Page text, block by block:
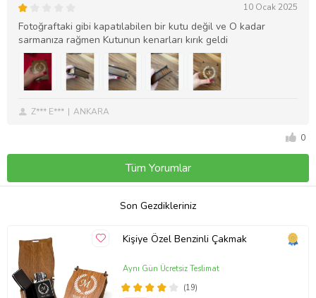
10 Ocak 2025
Fotoğraftaki gibi kapatılabilen bir kutu değil ve O kadar
sarmanıza rağmen Kutunun kenarları kırık geldi
Z*** E*** ANKARA
0
Tüm Yorumlar
Son Gezdikleriniz
Kişiye Özel Benzinli Çakmak
(19)
Aynı Gün Ücretsiz Teslimat